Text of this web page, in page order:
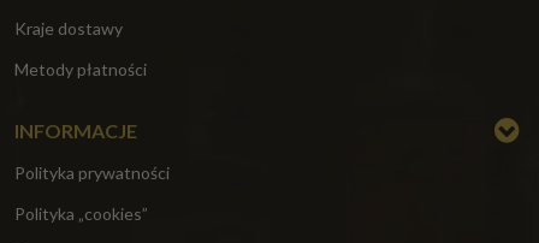
Kraje dostawy
Metody płatności
INFORMACJE
Polityka prywatności
Polityka „cookies”